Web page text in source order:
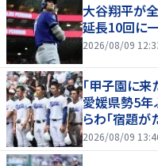
大谷翔平が
延長10回に
2026/08/09
「甲子園に
愛媛県勢5年
らわ「宿題が
2026/08/09